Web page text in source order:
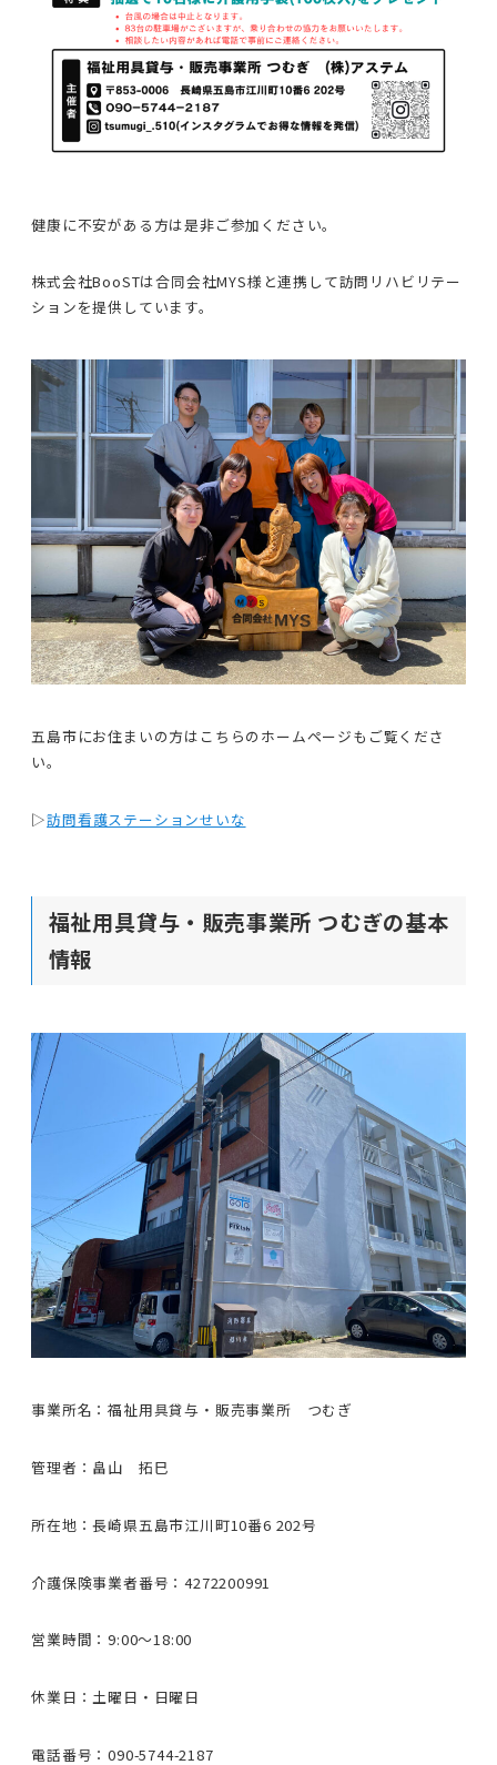
健康に不安がある方は是非ご参加ください。
株式会社BooSTは合同会社MYS様と連携して訪問リハビリテー
ションを提供しています。
五島市にお住まいの方はこちらのホームページもご覧くださ
い。
▷訪問看護ステーションせいな
福祉用具貸与・販売事業所 つむぎの基本
情報
事業所名：福祉用具貸与・販売事業所 つむぎ
管理者：畠山 拓巳
所在地：長崎県五島市江川町10番6 202号
介護保険事業者番号：4272200991
営業時間：9:00〜18:00
休業日：土曜日・日曜日
電話番号：090-5744-2187